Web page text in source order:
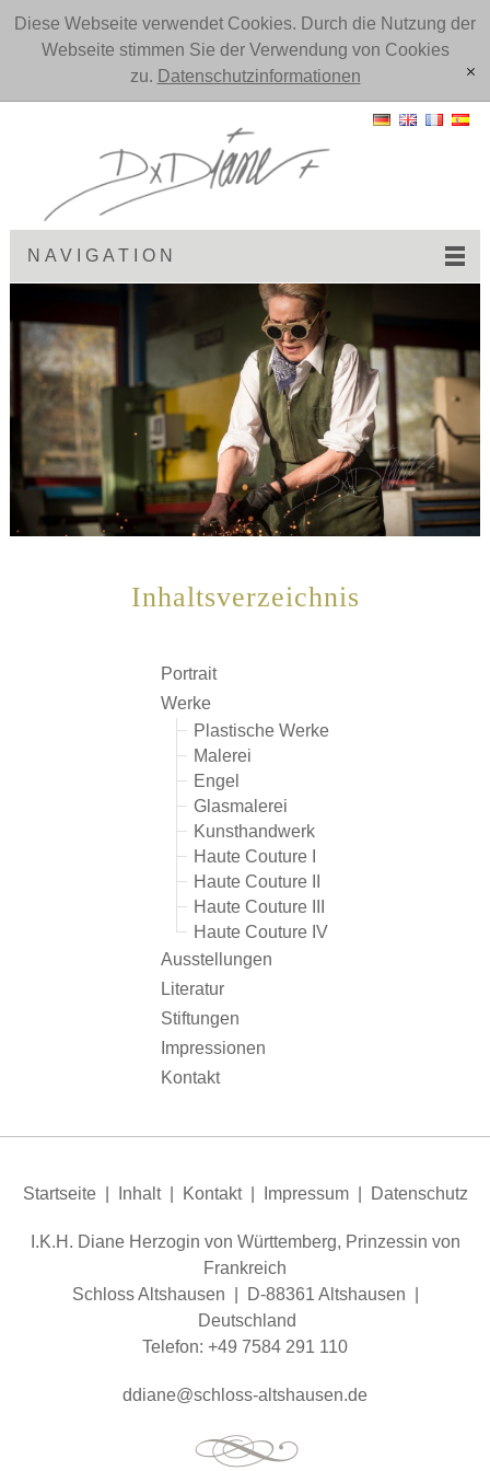
Diese Webseite verwendet Cookies. Durch die Nutzung der
Webseite stimmen Sie der Verwendung von Cookies
zu. Datenschutzinformationen [x]
NAVIGATION
Inhaltsverzeichnis
Portrait
Werke
Plastische Werke
Malerei
Engel
Glasmalerei
Kunsthandwerk
Haute Couture I
Haute Couture II
Haute Couture III
Haute Couture IV
Ausstellungen
Literatur
Stiftungen
Impressionen
Kontakt
Startseite| Inhalt| Kontakt| Impressum| Datenschutz
I.K.H. Diane Herzogin von Württemberg, Prinzessin von
Frankreich
Schloss Altshausen | D-88361 Altshausen |
Deutschland
Telefon: +49 7584 291 110
dd n schl ss- ltsh s n d